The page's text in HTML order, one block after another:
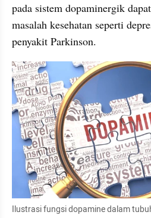
pada sistem dopaminergik
masalah kesehatan seperti
penyakit Parkinson.
Ilustrasi fungsi dopamine dalam